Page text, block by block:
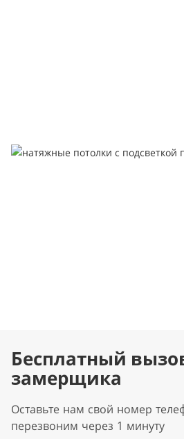
Бесплатный
замерщика
Оставьте нам свой номер
перезвоним через 1 минуту